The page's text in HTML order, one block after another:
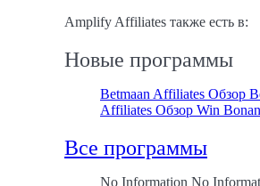
Amplify Affiliates также есть в:
Новые программы
Betmaan Affiliates Обзор
Affiliates Обзор Win
Все программы
No Information No